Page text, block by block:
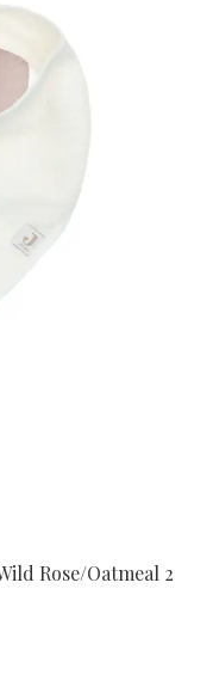
Rose/Oatmeal 2